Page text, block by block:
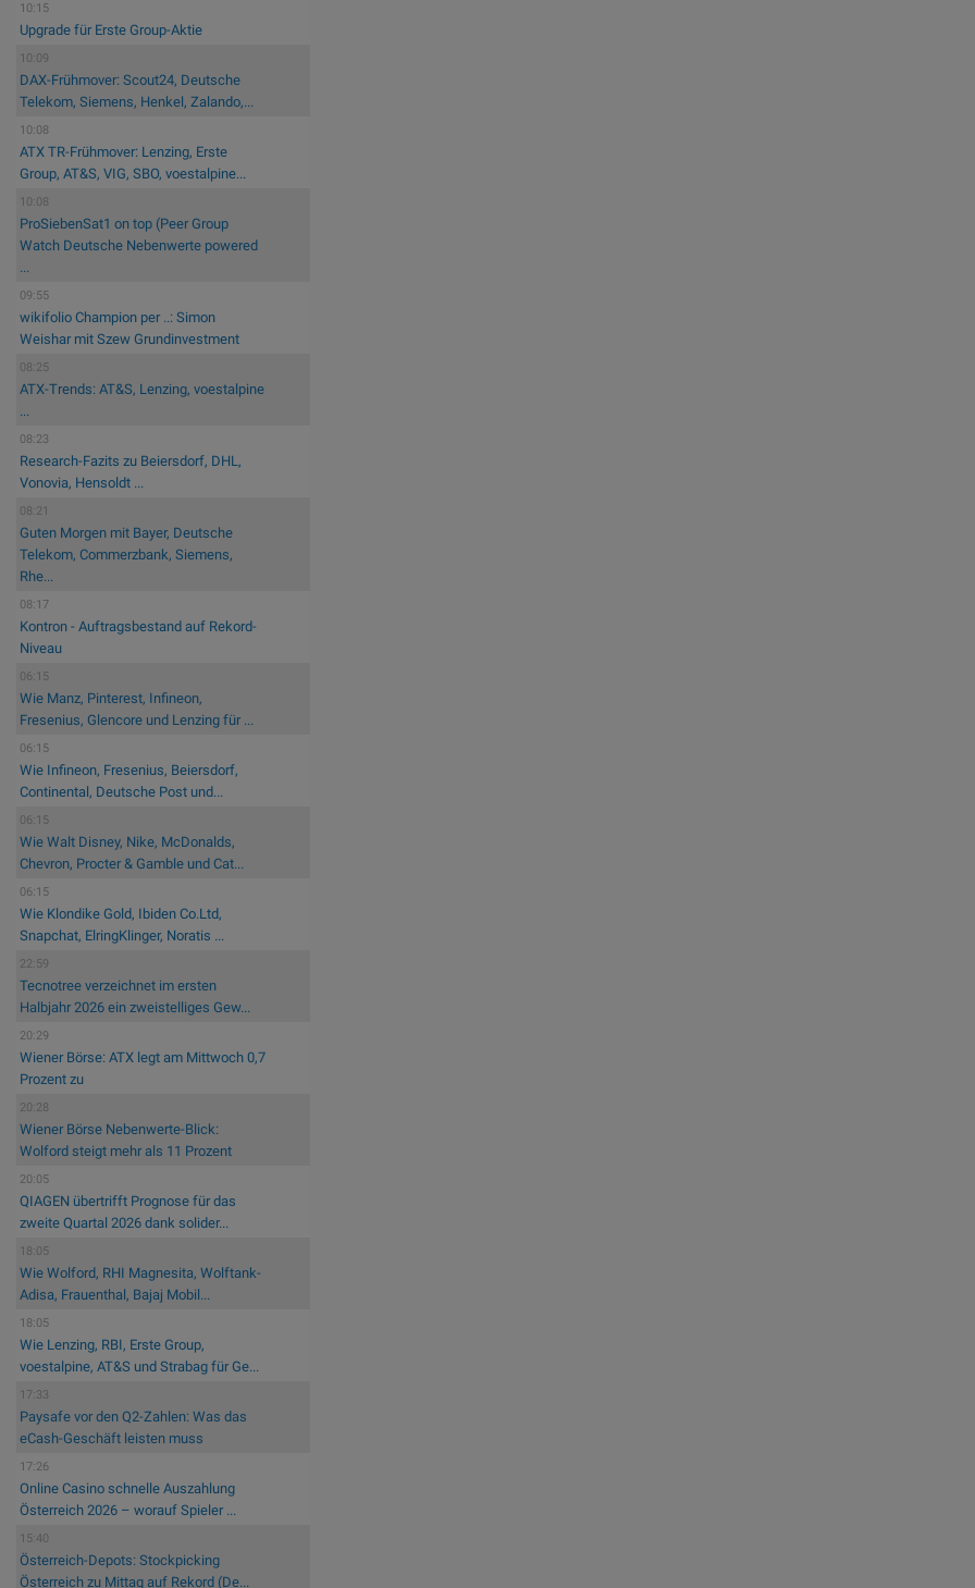
10:15
Upgrade für Erste Group-Aktie
10:09
DAX-Frühmover: Scout24, Deutsche
Telekom, Siemens, Henkel, Zalando,...
10:08
ATX TR-Frühmover: Lenzing, Erste
Group, AT&S, VIG, SBO, voestalpine...
10:08
ProSiebenSat1 on top (Peer Group
Watch Deutsche Nebenwerte powered
...
09:55
wikifolio Champion per ..: Simon
Weishar mit Szew Grundinvestment
08:25
ATX-Trends: AT&S, Lenzing, voestalpine
...
08:23
Research-Fazits zu Beiersdorf, DHL,
Vonovia, Hensoldt ...
08:21
Guten Morgen mit Bayer, Deutsche
Telekom, Commerzbank, Siemens,
Rhe...
08:17
Kontron - Auftragsbestand auf Rekord-
Niveau
06:15
Wie Manz, Pinterest, Infineon,
Fresenius, Glencore und Lenzing für ...
06:15
Wie Infineon, Fresenius, Beiersdorf,
Continental, Deutsche Post und...
06:15
Wie Walt Disney, Nike, McDonalds,
Chevron, Procter & Gamble und Cat...
06:15
Wie Klondike Gold, Ibiden Co.Ltd,
Snapchat, ElringKlinger, Noratis ...
22:59
Tecnotree verzeichnet im ersten
Halbjahr 2026 ein zweistelliges Gew...
20:29
Wiener Börse: ATX legt am Mittwoch 0,7
Prozent zu
20:28
Wiener Börse Nebenwerte-Blick:
Wolford steigt mehr als 11 Prozent
20:05
QIAGEN übertrifft Prognose für das
zweite Quartal 2026 dank solider...
18:05
Wie Wolford, RHI Magnesita, Wolftank-
Adisa, Frauenthal, Bajaj Mobil...
18:05
Wie Lenzing, RBI, Erste Group,
voestalpine, AT&S und Strabag für Ge...
17:33
Paysafe vor den Q2-Zahlen: Was das
eCash-Geschäft leisten muss
17:26
Online Casino schnelle Auszahlung
Österreich 2026 – worauf Spieler ...
15:40
Österreich-Depots: Stockpicking
Österreich zu Mittag auf Rekord (De...